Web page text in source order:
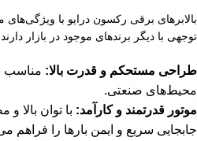
بالابر‌های برقی رکسون درایو با
توجهی با دیگر برندهای موجود در بازار
طراحی مستحکم و قدرت بالا: مناسب
محیط‌های صنعتی.
موتور قدرتمند و کارآمد: با توان بالا
جابجایی سریع و ایمن بارها را فراهم